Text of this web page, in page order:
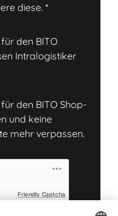
diese.*
den BITO
Intralogistiker
den BITO Shop-
und keine
mehr verpassen.
Friendly Captcha